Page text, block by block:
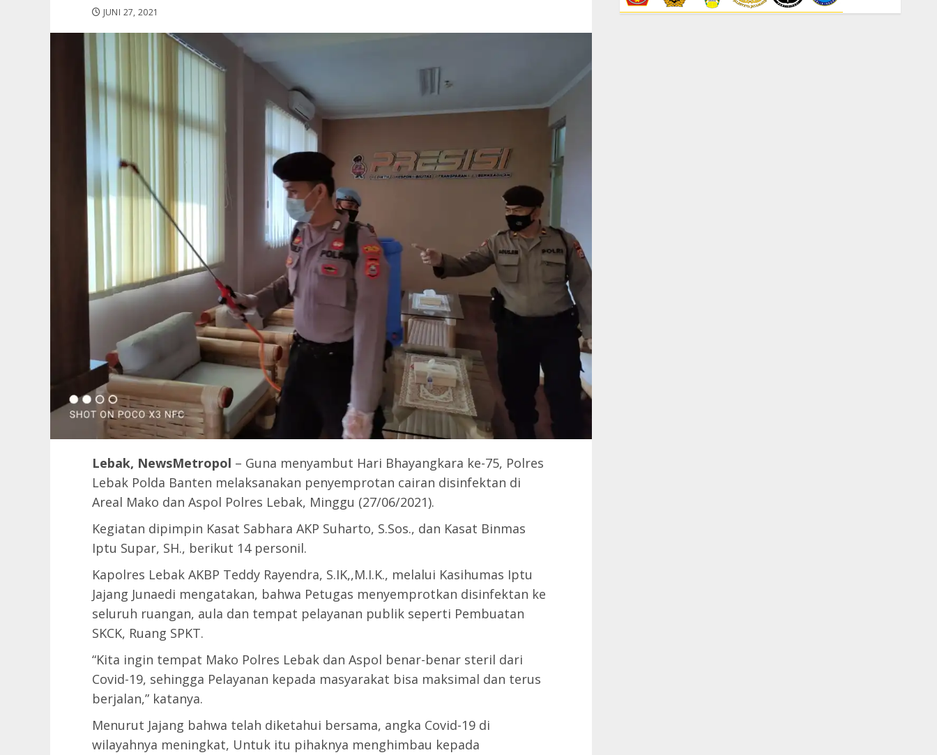
JUNI 27, 2021
Lebak, NewsMetropol – Guna menyambut Hari Bhayangkara ke-75, Polres
Lebak Polda Banten melaksanakan penyemprotan cairan disinfektan di
Areal Mako dan Aspol Polres Lebak, Minggu (27/06/2021).
Kegiatan dipimpin Kasat Sabhara AKP Suharto, S.Sos., dan Kasat Binmas
Iptu Supar, SH., berikut 14 personil.
Kapolres Lebak AKBP Teddy Rayendra, S.IK,,M.I.K., melalui Kasihumas Iptu
Jajang Junaedi mengatakan, bahwa Petugas menyemprotkan disinfektan ke
seluruh ruangan, aula dan tempat pelayanan publik seperti Pembuatan
SKCK, Ruang SPKT.
“Kita ingin tempat Mako Polres Lebak dan Aspol benar-benar steril dari
Covid-19, sehingga Pelayanan kepada masyarakat bisa maksimal dan terus
berjalan,” katanya.
Menurut Jajang bahwa telah diketahui bersama, angka Covid-19 di
wilayahnya meningkat, Untuk itu pihaknya menghimbau kepada